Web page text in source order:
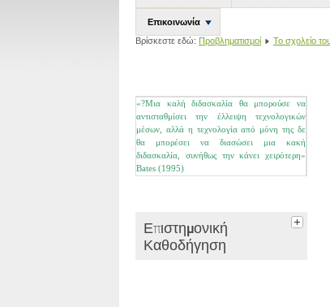
Επικοινωνία
Βρίσκεστε εδώ: Προβληματισμοί Το σχολείο
«?Μια καλή διδασκαλία θα μπορούσε να
αντισταθμίσει την έλλειψη τεχνολογικών
μέσων, αλλά η τεχνολογία από μόνη της δε
θα μπορέσει να διασώσει μια κακή
διδασκαλία, συνήθως την κάνει χειρότερη»
Bates (1995)
Επιστημονική
Καθοδήγηση